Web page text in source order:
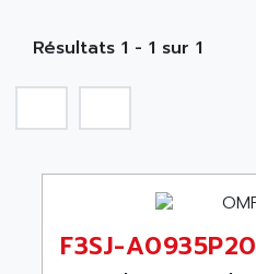
Etude
Actif
Consommable
Optoélectronique
Résultats 1 - 1 sur 1
F3SJ-A0935P20